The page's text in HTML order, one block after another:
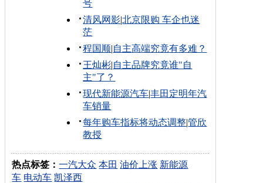
号
清风网影|北京限购 车企也迷
茫
程国顺|自主高端究竟有多难？
王灿彬|自主品牌究竟谁"自
主"了？
现代新能源汽车|丰田定明年汽
车销量
每年购车指标将动态调整|管欣
教授
热点标签：一汽大众 本田 油价上涨 新能源
车 电动车 凯泽西